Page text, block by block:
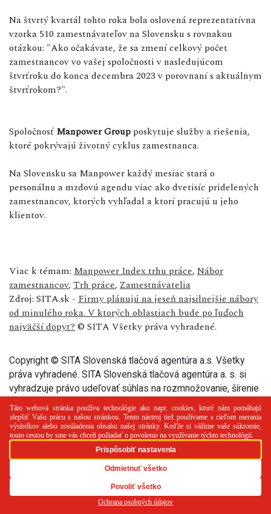
Na štvrtý kvartál tohto roka bola oslovená reprezentatívna
vzorka 510 zamestnávateľov na Slovensku s rovnakou
otázkou: "Ako očakávate, že sa zmení celkový počet
zamestnancov vo vašej spoločnosti v nasledujúcom
štvrťroku do konca decembra 2023 v porovnaní s aktuálnym
štvrťrokom?".
Spoločnosť Manpower Group poskytuje služby a riešenia,
ktoré pokrývajú životný cyklus zamestnanca.
Na Slovensku sa Manpower každý mesiac stará o
personálnu a mzdovú agendu viac ako dvetisíc pridelených
zamestnancov, ktorých vyhľadal a ktorí pracujú u jeho
klientov.
Viac k témam: Manpower Index trhu práce, Nábor
zamestnancov, Trh práce, Zamestnávatelia
Zdroj: SITA.sk - Firmy plánujú na jeseň najsilnejšie nábory
od minulého roka. V ktorých oblastiach bude po ľuďoch
najväčší dopyt? © SITA Všetky práva vyhradené.
Copyright © SITA Slovenská tlačová agentúra a.s. Všetky
práva vyhradené. SITA Slovenská tlačová agentúra a. s. si
vyhradzuje právo udeľovať súhlas na rozmnožovanie, šírenie
PR článok
používania cookies
RSS